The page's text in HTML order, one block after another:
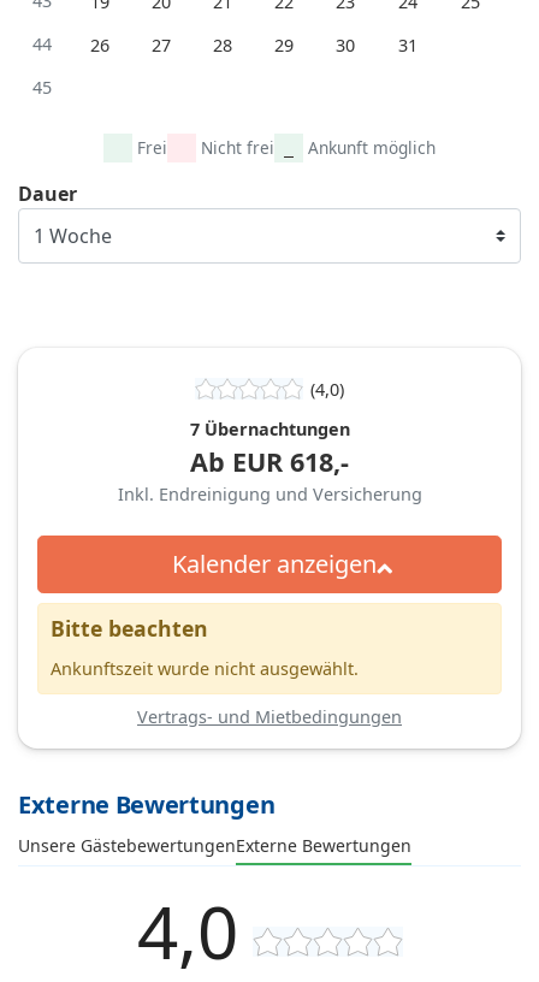
44
26 27 28 29 30
31
45
Frei Nicht frei Ankunft möglich
Dauer
(4,0)
7 Übernachtungen
Ab EUR 618,-
Inkl. Endreinigung und Versicherung
Kalender anzeigen
Bitte beachten
Ankunftszeit wurde nicht ausgewählt.
Vertrags- und Mietbedingungen
Externe Bewertungen
Unsere GästebewertungenExterne Bewertungen
4,0